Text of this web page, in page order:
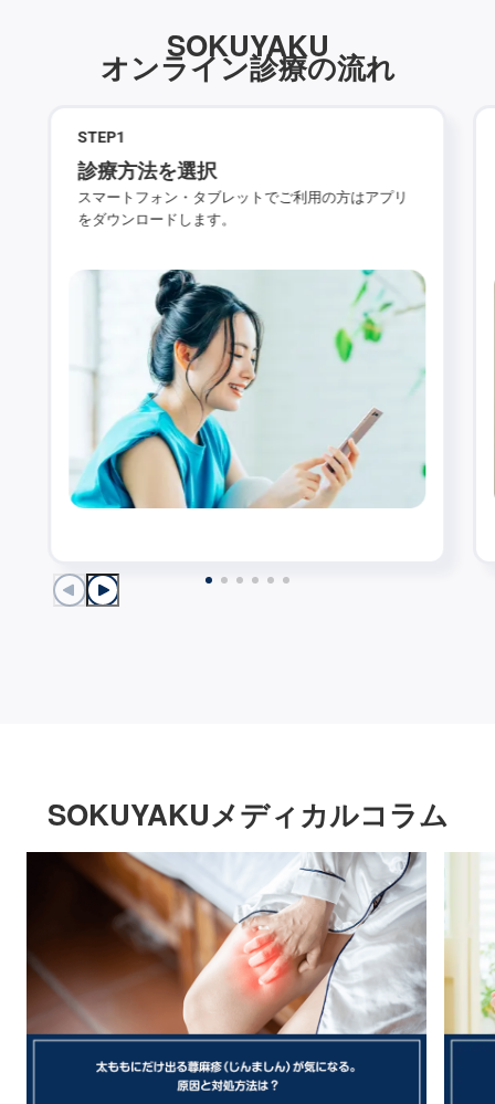
SOKUYAKU
オンライン診療の流れ
STEP1
診療方法を選択
スマートフォン・タブレットでご利用の方はアプリ
をダウンロードします。
SOKUYAKUメディカルコラム